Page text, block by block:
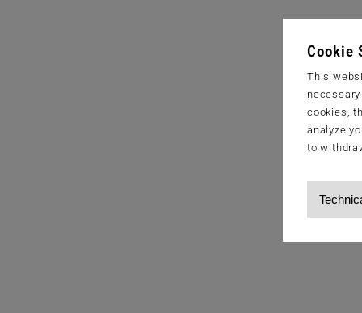
Cookie
This
cookies,
analyze
to